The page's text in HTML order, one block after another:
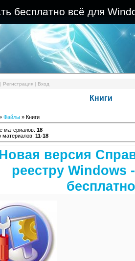
бесплатно всё для
Регистрация| Вход
Книги
Файлы» Книги
материалов: 18
материалов: 11-18
версия
реестру Windows
бесплатно